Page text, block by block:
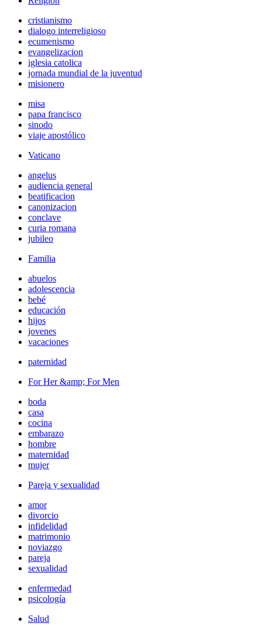
cristianismo
dialogo interreligioso
ecumenismo
evangelizacion
iglesia catolica
jornada mundial de la juventud
misionero
misa
papa francisco
sinodo
viaje apostólico
Vaticano
angelus
audiencia general
beatificacion
canonizacion
conclave
curia romana
jubileo
Familia
abuelos
adolescencia
bebé
educación
hijos
jovenes
vacaciones
paternidad
For Her &amp; For Men
boda
casa
cocina
embarazo
hombre
maternidad
mujer
Pareja y sexualidad
amor
divorcio
infidelidad
matrimonio
noviazgo
pareja
sexualidad
enfermedad
psicología
Salud